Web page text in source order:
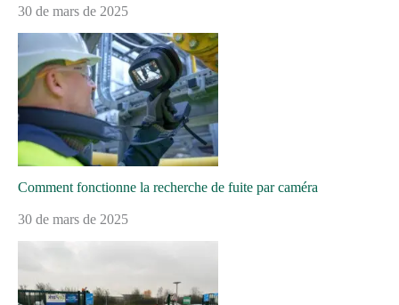
30 de mars de 2025
Comment fonctionne la recherche de fuite par caméra
30 de mars de 2025